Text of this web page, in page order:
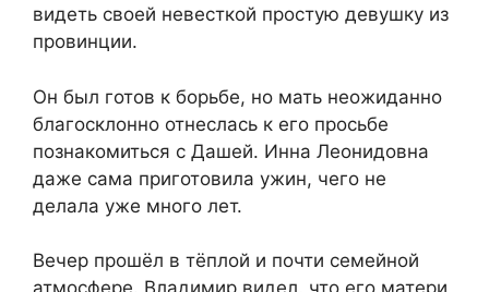
видеть своей невесткой простую девушку из
провинции.
Он был готов к борьбе, но мать неожиданно
благосклонно отнеслась к его просьбе
познакомиться с Дашей. Инна Леонидовна
даже сама приготовила ужин, чего не
делала уже много лет.
Вечер прошёл в тёплой и почти семейной